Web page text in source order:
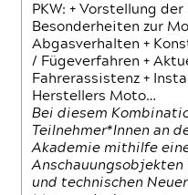
PKW: + Vorstellung
Besonderheiten zur
Abgasverhalten +
/ Fügeverfahren +
Fahrerassistenz +
Herstellers Moto…
Bei diesem
Teilnehmer*Innen an
Akademie mithilfe
und technischen